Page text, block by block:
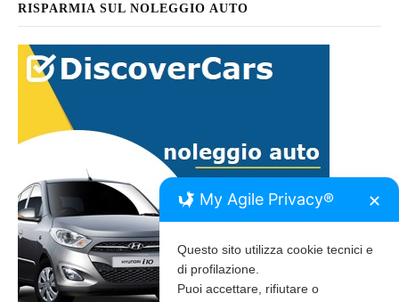
RISPARMIA SUL NOLEGGIO AUTO
My Agile Privacy® ✕
Questo sito utilizza cookie tecnici e
di profilazione.
Puoi accettare, rifiutare o